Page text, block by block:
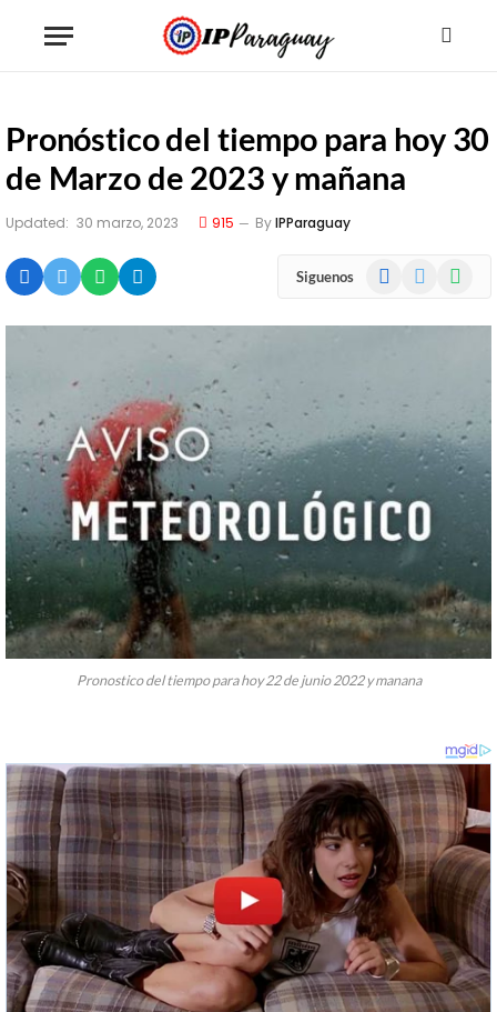
Pronóstico del tiempo para hoy 30
de Marzo de 2023 y mañana
Updated: 30 marzo, 2023 915 ByIPParaguay
Siguenos Facebook
Pronostico del tiempo para hoy 22 de junio 2022 y manana